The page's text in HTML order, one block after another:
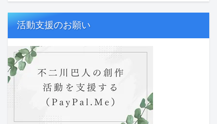
活動支援のお願い